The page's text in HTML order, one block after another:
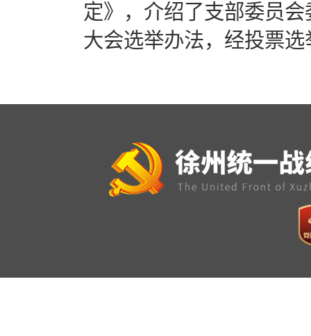
定》，介绍了支部委员
大会选举办法，经投票选